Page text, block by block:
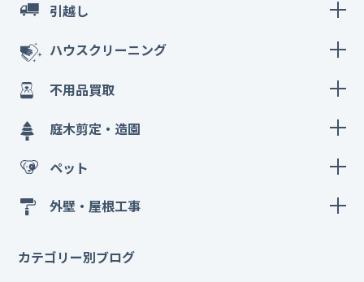
引越し
ハウスクリーニング
不用品買取
庭木剪定・造園
ペット
外壁・屋根工事
カテゴリー別ブログ